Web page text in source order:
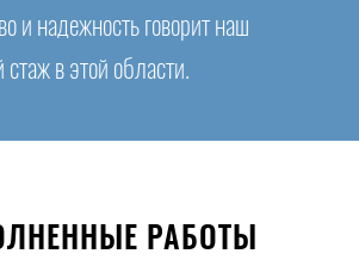
и надежность говорит наш
стаж в этой области.
РАБОТЫ